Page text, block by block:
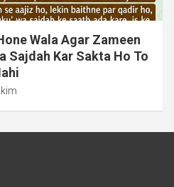
Wala Agar Zameen
Sajdah Kar Sakta Ho To